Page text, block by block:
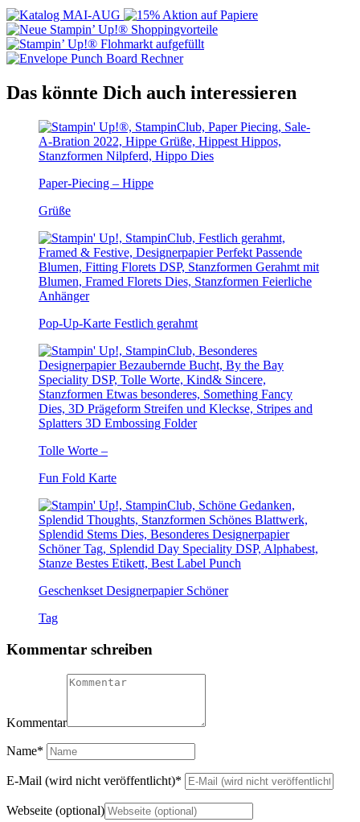
Das könnte Dich auch interessieren
Paper-Piecing – Hippe
Grüße
Pop-Up-Karte Festlich gerahmt
Tolle Worte –
Fun Fold Karte
Geschenkset Designerpapier Schöner
Tag
Kommentar schreiben
Kommentar
Name*
E-Mail (wird nicht veröffentlicht)*
Webseite (optional)